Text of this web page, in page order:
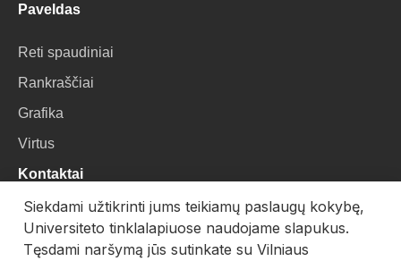
Paveldas
Reti spaudiniai
Rankraščiai
Grafika
Virtus
Kontaktai
VU Biblioteka
Universiteto g. 3, LT-01122, Vilnius
Siekdami užtikrinti jums teikiamų paslaugų kokybę,
Universiteto tinklalapiuose naudojame slapukus.
Tęsdami naršymą jūs sutinkate su Vilniaus